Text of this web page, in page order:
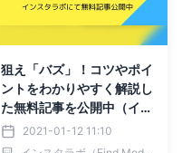
狙え「バズ」！コツやポイ
ントをわかりやすく解説し
た無料記事を公開中（イン
スタラボ）
2021-01-12 11:10